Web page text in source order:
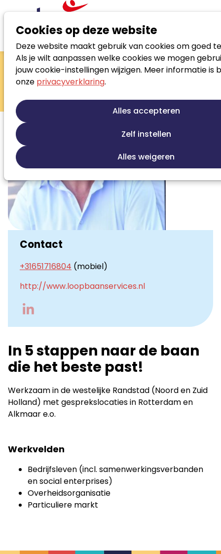
Cookies op deze website
Deze website maakt gebruik van cookies om goed
Als je wilt aanpassen welke cookies we mogen
jouw cookie-instellingen wijzigen. Meer informatie is
onze privacyverklaring.
Alles accepteren
Zelf instellen
Alles weigeren
Zoek loopbaanspecialist
Harmen den
Blijker
Loopbaanadviseur
Contact
+31651716804 (mobiel)
http://www.loopbaanservices.nl
In 5 stappen naar de baan
die het beste past!
Werkzaam in de westelijke Randstad (Noord en Zuid
Holland) met gesprekslocaties in Rotterdam en
Alkmaar e.o.
Werkvelden
Bedrijfsleven (incl. samenwerkingsverbanden
en social enterprises)
Overheidsorganisatie
Particuliere markt